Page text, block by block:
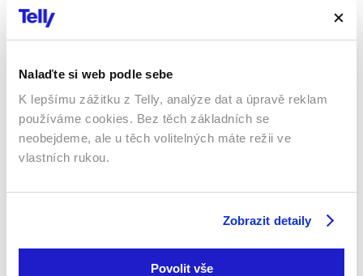
Nalaďte si web podle sebe
K lepšímu zážitku z Telly, analýze dat a úpravě reklam
používáme cookies. Bez těch základních se
neobejdeme, ale u těch volitelných máte režii ve
vlastních rukou.
Zobrazit detaily
Povolit vše
17. díl: Herefordshire
18. díl: Gloucestershire
9.8.2026 10.45
19. díl: Suffolk
bude na
Vyzkoušet ZDARMA na 7 dní